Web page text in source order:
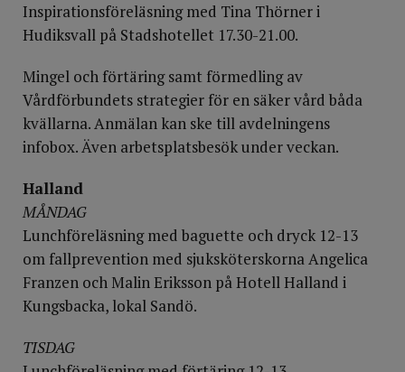
Inspirationsföreläsning med Tina Thörner i
Hudiksvall på Stadshotellet 17.30-21.00.
Mingel och förtäring samt förmedling av
Vårdförbundets strategier för en säker vård båda
kvällarna. Anmälan kan ske till avdelningens
infobox. Även arbetsplatsbesök under veckan.
Halland
MÅNDAG
Lunchföreläsning med baguette och dryck 12-13
om fallprevention med sjuksköterskorna Angelica
Franzen och Malin Eriksson på Hotell Halland i
Kungsbacka, lokal Sandö.
TISDAG